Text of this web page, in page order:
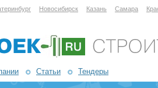
Новосибирск Казань Самара
Статьи Тендеры